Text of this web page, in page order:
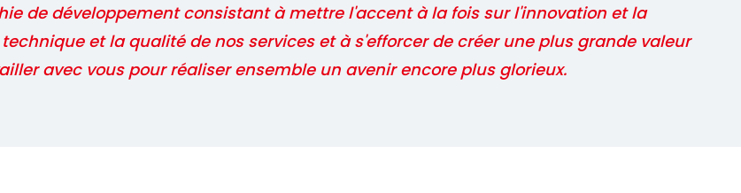
de développement consistant à mettre l'accent à la fois sur l'innovation et la
et la qualité de nos services et à s'efforcer de créer une plus grande valeur
avec vous pour réaliser ensemble un avenir encore plus glorieux.